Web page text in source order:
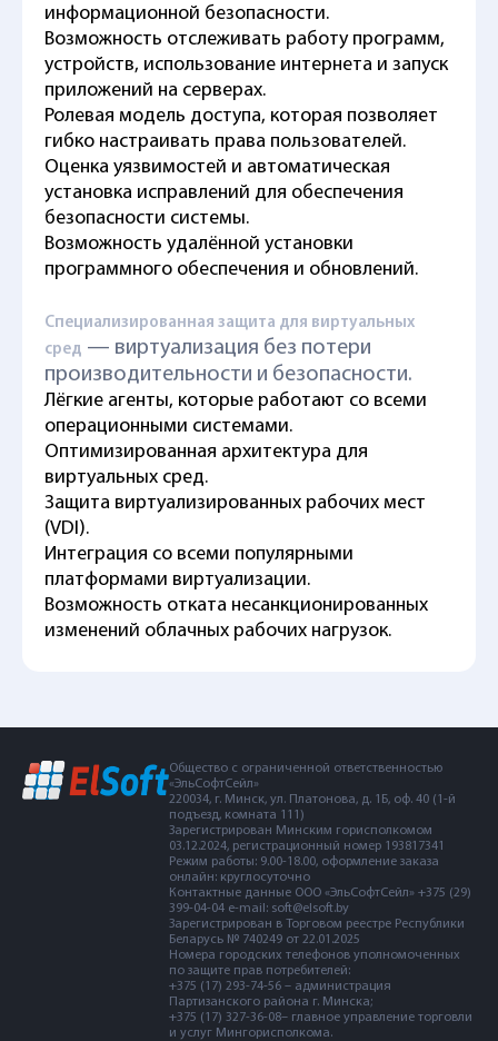
информационной безопасности.
Возможность отслеживать работу программ,
устройств, использование интернета и запуск
приложений на серверах.
Ролевая модель доступа, которая позволяет
гибко настраивать права пользователей.
Оценка уязвимостей и автоматическая
установка исправлений для обеспечения
безопасности системы.
Возможность удалённой установки
программного обеспечения и обновлений.
Специализированная защита для виртуальных
сред — виртуализация без потери
производительности и безопасности.
Лёгкие агенты, которые работают со всеми
операционными системами.
Оптимизированная архитектура для
виртуальных сред.
Защита виртуализированных рабочих мест
(VDI).
Интеграция со всеми популярными
платформами виртуализации.
Возможность отката несанкционированных
изменений облачных рабочих нагрузок.
Общество с ограниченной ответственностью
«ЭльСофтСейл»
220034, г. Минск, ул. Платонова, д. 1Б, оф. 40 (1-й
подъезд, комната 111)
Зарегистрирован Минским горисполкомом
03.12.2024, регистрационный номер 193817341
Режим работы: 9.00-18.00, оформление заказа
онлайн: круглосуточно
Контактные данные ООО «ЭльСофтСейл» +375 (29)
399-04-04 e-mail: soft@elsoft.by
Зарегистрирован в Торговом реестре Республики
Беларусь № 740249 от 22.01.2025
Номера городских телефонов уполномоченных
по защите прав потребителей:
+375 (17) 293-74-56 – администрация
Партизанского района г. Минска;
+375 (17) 327-36-08– главное управление торговли
и услуг Мингорисполкома.